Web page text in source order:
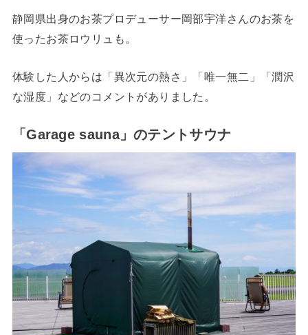
静岡県出身のお茶プロデューサー岡部宇洋さんのお茶を
使ったお茶ロウリュも。
体験した人からは「異次元の熱さ」「唯一無二」「潤沢
な湿度」などのコメントがありました。
「Garage sauna」のテントサウナ